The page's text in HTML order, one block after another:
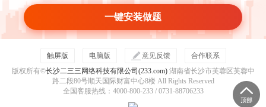
一键安装做题
触屏版 电脑版 意见反馈
合作联系
版权所有©长沙二三三网络科技有限公司(233.com)湖南省长沙市芙蓉区芙蓉中
路二段80号顺天国际财富中心8楼 All Rights Reserved
全国客服热线：4000-800-233 / 0731-88706233